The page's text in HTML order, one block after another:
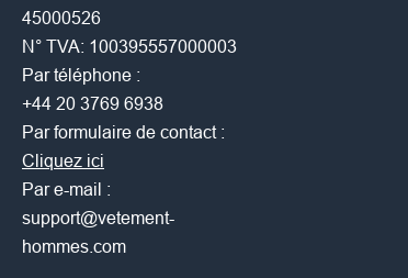
45000526
N° TVA: 100395557000003
Par téléphone :
+44 20 3769 6938
Par formulaire de contact :
Cliquez ici
Par e-mail :
support@vetement-
hommes.com